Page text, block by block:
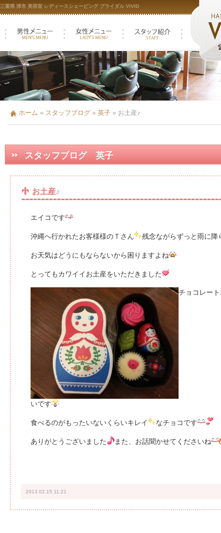
三重県 津市 美容室 レディースシェービング ブライダル VIVID
ホーム » スタッフブログ » 英子 » お土産♪
スタッフブログ 英子
お土産♪
エイコです
沖縄へ行かれたお客様様のＴさん 残念ながらずっと雨に降
お天気はどうにもならないから困りますよね
とってもカワイイお土産をいただきました
チョコレー
いです
食べるのがもったいないくらいキレイ なチョコです
ありがとうございました また、お話聞かせてくださいね
2013.02.15 11:21